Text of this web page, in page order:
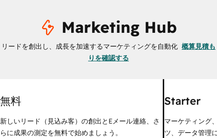
Marketing Hub
リードを創出し、成長を加速するマーケティングを自動化 概算見積も
りを確認する
無料
新しいリード（見込み客）の創出とEメール連絡、さ
らに成果の測定を無料で始めましょう。
Starter
マーケティング
ツ、データ管理